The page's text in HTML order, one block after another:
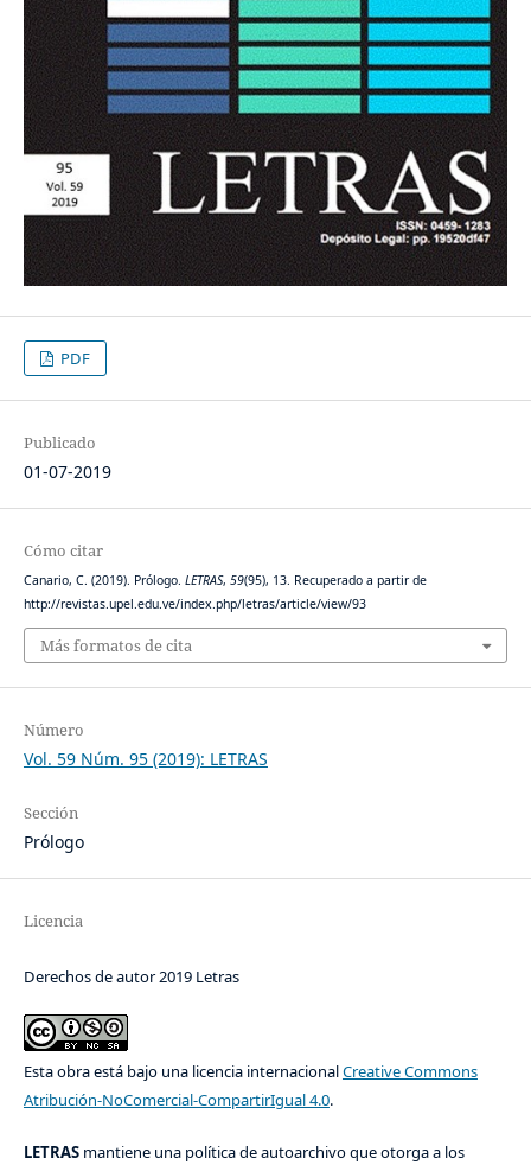
PDF
Publicado
01-07-2019
Cómo citar
Canario, C. (2019). Prólogo. LETRAS, 59(95), 13. Recuperado a partir de
http://revistas.upel.edu.ve/index.php/letras/article/view/93
Más formatos de cita
Número
Vol. 59 Núm. 95 (2019): LETRAS
Sección
Prólogo
Licencia
Derechos de autor 2019 Letras
Esta obra está bajo una licencia internacionalCreative Commons
Atribución-NoComercial-CompartirIgual 4.0.
LETRASmantiene una política de autoarchivo que otorga a los